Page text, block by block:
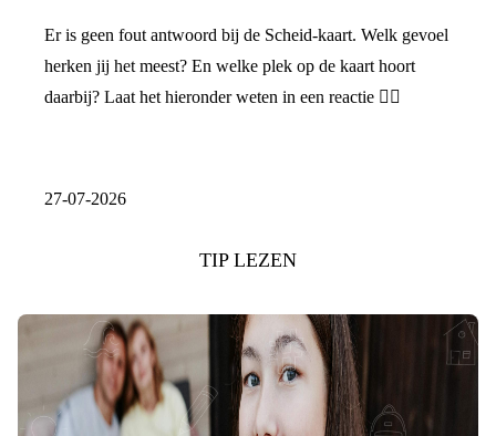
Er is geen fout antwoord bij de Scheid-kaart. Welk gevoel
herken jij het meest? En welke plek op de kaart hoort
daarbij? Laat het hieronder weten in een reactie 👇🏼
27-07-2026
TIP LEZEN